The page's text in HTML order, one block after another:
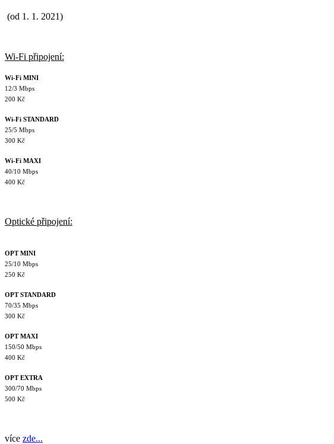
(od 1. 1. 2021)
Wi-Fi připojení:
Wi-Fi MINI
12/3 Mbps
200 Kč
Wi-Fi STANDARD
25/5 Mbps
300 Kč
Wi-Fi MAXI
40/10 Mbps
400 Kč
Optické připojení:
OPT MINI
25/10 Mbps
250 Kč
OPT STANDARD
70/35 Mbps
300 Kč
OPT MAXI
150/50 Mbps
400 Kč
OPT EXTRA
300/70 Mbps
500 Kč
více zde...